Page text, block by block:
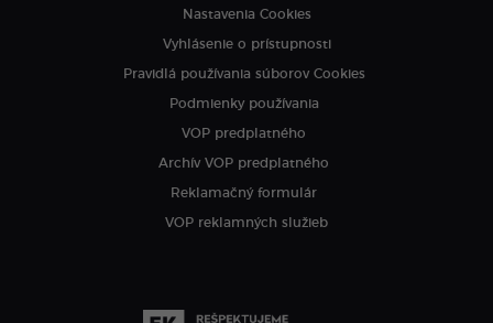
Nastavenia Cookies
Vyhlásenie o prístupnosti
Pravidlá používania súborov Cookies
Podmienky používania
VOP predplatného
Archív VOP predplatného
Reklamačný formulár
VOP reklamných služieb